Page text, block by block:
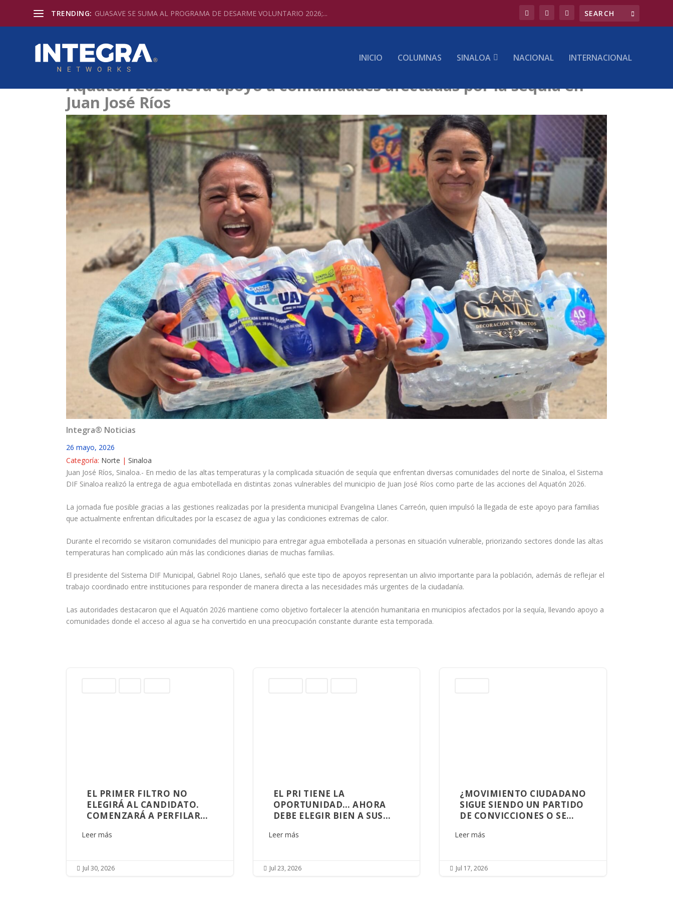
TRENDING: GUASAVE SE SUMA AL PROGRAMA DE DESARME VOLUNTARIO 2026;...
INICIO COLUMNAS SINALOA NACIONAL INTERNACIONAL
Aquatón 2026 lleva apoyo a comunidades afectadas por la sequía en
Juan José Ríos
Integra® Noticias
26 mayo, 2026
Categoría: Norte | Sinaloa
Juan José Ríos, Sinaloa.- En medio de las altas temperaturas y la complicada situación de sequía que enfrentan diversas comunidades del norte de Sinaloa, el Sistema
DIF Sinaloa realizó la entrega de agua embotellada en distintas zonas vulnerables del municipio de Juan José Ríos como parte de las acciones del Aquatón 2026.
La jornada fue posible gracias a las gestiones realizadas por la presidenta municipal Evangelina Llanes Carreón, quien impulsó la llegada de este apoyo para familias
que actualmente enfrentan dificultades por la escasez de agua y las condiciones extremas de calor.
Durante el recorrido se visitaron comunidades del municipio para entregar agua embotellada a personas en situación vulnerable, priorizando sectores donde las altas
temperaturas han complicado aún más las condiciones diarias de muchas familias.
El presidente del Sistema DIF Municipal, Gabriel Rojo Llanes, señaló que este tipo de apoyos representan un alivio importante para la población, además de reflejar el
trabajo coordinado entre instituciones para responder de manera directa a las necesidades más urgentes de la ciudadanía.
Las autoridades destacaron que el Aquatón 2026 mantiene como objetivo fortalecer la atención humanitaria en municipios afectados por la sequía, llevando apoyo a
comunidades donde el acceso al agua se ha convertido en una preocupación constante durante esta temporada.
EL PRIMER FILTRO NO
ELEGIRÁ AL CANDIDATO.
COMENZARÁ A PERFILAR
SINALOA
Leer más
 Jul 30, 2026
EL PRI TIENE LA
OPORTUNIDAD… AHORA
DEBE ELEGIR BIEN A SUS
Leer más
 Jul 23, 2026
¿MOVIMIENTO CIUDADANO
SIGUE SIENDO UN PARTIDO
DE CONVICCIONES O SE
PLATAFORMA DE
Leer más
 Jul 17, 2026